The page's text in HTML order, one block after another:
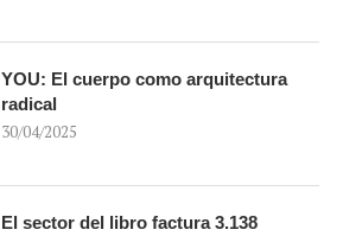
YOU: El cuerpo como arquitectura
radical
30/04/2025
El sector del libro factura 3.138